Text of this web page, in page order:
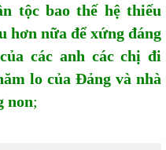
tộc bao thế hệ thiếu
hơn nữa để xứng đáng
các anh các chị đi
lo của Đảng và nhà
non;